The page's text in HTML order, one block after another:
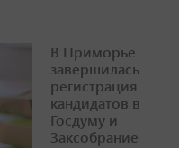
В Приморье
завершилась
регистрация
кандидатов в
Госдуму и
Заксобрание